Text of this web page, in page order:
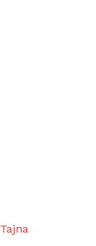
Tajna